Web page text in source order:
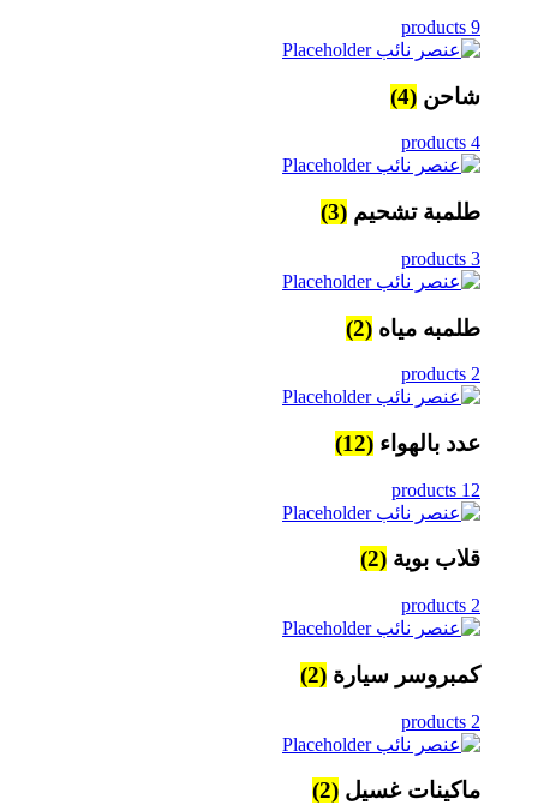
9 products
شاحن (4)
4 products
طلمبة تشحيم (3)
3 products
طلمبه مياه (2)
2 products
عدد بالهواء (12)
12 products
قلاب بوية (2)
2 products
كمبروسر سيارة (2)
2 products
ماكينات غسيل (2)